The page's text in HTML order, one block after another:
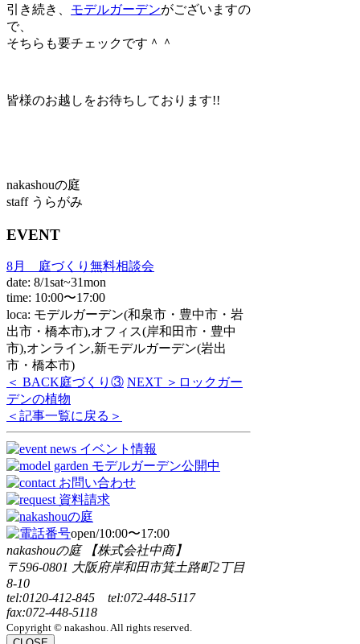
引き続き、 モデルガーデンがございますの
で、
そちらも要チェックです＾＾
皆様のお越しをお待ちしております!!
nakashouの庭
staff うらがみ
EVENT
8月 庭づくり無料相談会
date: 8/1sat~31mon
time: 10:00〜17:00
loca: モデルガーデン(和泉市・豊中市・岩
出市・橋本市),オフィス(岸和田市・豊中
市),オンライン,新モデルガーデン(岩出
市・橋本市)
＜ BACK庭づくり③ NEXT ＞ ロックガー
デンの植物
＜記事一覧に戻る＞
open/10:00〜17:00
nakashouの庭 【株式会社中商】
〒596-0801 大阪府岸和田市箕土路町2丁目
8-10
tel:0120-412-845 tel:072-448-5117
fax:072-448-5118
Copyright © nakashou. All rights reserved.